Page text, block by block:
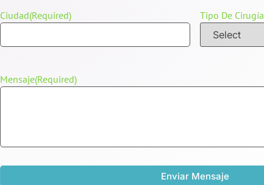
Ciudad(Required) Tipo De Cirugía
Mensaje(Required)